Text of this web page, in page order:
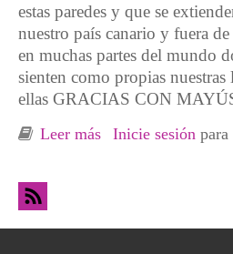
estas paredes y que se
nuestro país canario y fuera de
en muchas partes del mundo
sienten como propias nuestras
ellas GRACIAS CON
Leer más sobre Fiesta 9º
Inicie sesión para